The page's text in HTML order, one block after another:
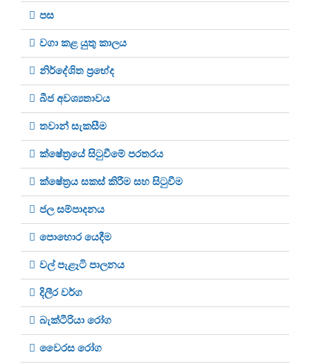
පස
වගා කළ යුතු කාලය
නිර්දේශිත ප‍්‍රභේද
බීජ අවශ්‍යතාවය
තවාන් සැකසීම
ක්ෂේත‍්‍රයේ සිටුවීමේ පරතරය
ක්ෂේත‍්‍රය සකස් කිරීම සහ සිටුවීම
ජල සම්පාදනය
පොහොර යෙදීම
වල් පැළෑටි පාලනය
දිලීර වර්ග
බැක්ටීරියා රෝග
වෛරස රෝග